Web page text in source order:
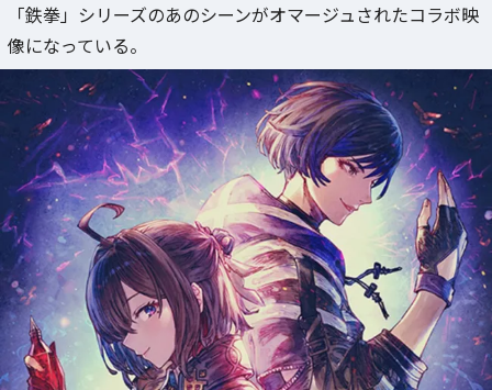
「鉄拳」シリーズのあのシーンがオマージュされたコラボ映
像になっている。